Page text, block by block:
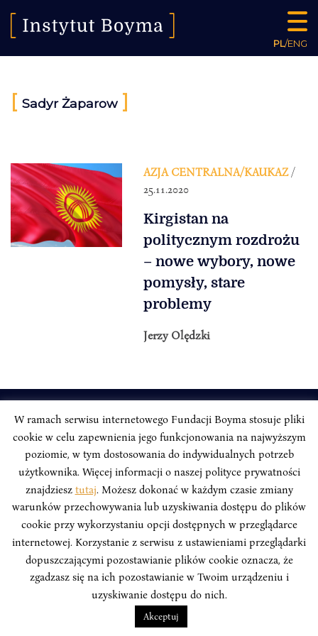
PL/ENG
[ Sadyr Żaparow]
AZJA CENTRALNA/KAUKAZ/
25.11.2020
Kirgistan na
politycznym rozdrożu
– nowe wybory, nowe
pomysły, stare
problemy
Jerzy Olędzki
INSTYTUT BOYMA / Asian Century
Adres korespondencyjny: ul. Freta 11/5, 00-027 Warszawa
Odwiedź nas w mediach społecznościowych:
INSTYTUT BOYMA. WSZELKIE PRAWA ZASTRZEŻONE.
Polityka
Prywatności Serwisu
Polityka Prywatności Fundacji
Beata Świerczyńska, developmentAlan Głodek
W ramach serwisu internetowego Fundacji Boyma stosuje pliki
cookie w celu zapewnienia jego funkcjonowania na najwyższym
poziomie, w tym dostosowania do indywidualnych potrzeb
użytkownika. Więcej informacji o naszej polityce prywatności
znajdziesz tutaj. Możesz dokonać w każdym czasie zmiany
warunków przechowywania lub uzyskiwania dostępu do plików
cookie przy wykorzystaniu opcji dostępnych w przeglądarce
internetowej. Korzystanie z serwisu z ustawieniami przeglądarki
dopuszczającymi pozostawianie plików cookie oznacza, że
zgadzasz się na ich pozostawianie w Twoim urządzeniu i
uzyskiwanie dostępu do nich.
Akceptuj